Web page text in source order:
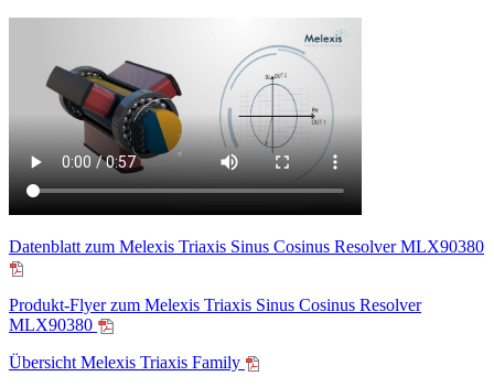
Datenblatt zum Melexis Triaxis Sinus Cosinus Resolver MLX90380
Produkt-Flyer zum Melexis Triaxis Sinus Cosinus Resolver
MLX90380
Übersicht Melexis Triaxis Family